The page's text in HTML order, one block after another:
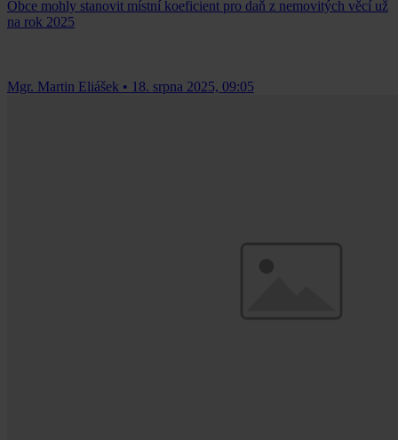
Obce mohly stanovit místní koeficient pro daň z nemovitých věcí už
na rok 2025
Mgr. Martin Eliášek • 18. srpna 2025, 09:05